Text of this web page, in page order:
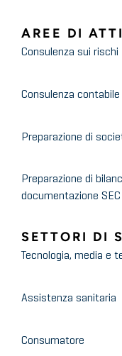
AREE DI
Consulenza sui rischi
Consulenza contabile
Preparazione di
Preparazione di
documentazione SEC
SETTORI DI
Tecnologia, media e
Assistenza sanitaria
Consumatore